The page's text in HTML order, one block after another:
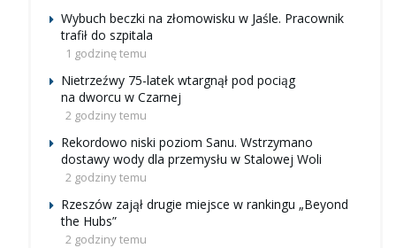
Wybuch beczki na złomowisku w Jaśle. Pracownik
trafił do szpitala
1 godzinę temu
Nietrzeźwy 75-latek wtargnął pod pociąg
na dworcu w Czarnej
2 godziny temu
Rekordowo niski poziom Sanu. Wstrzymano
dostawy wody dla przemysłu w Stalowej Woli
2 godziny temu
Rzeszów zajął drugie miejsce w rankingu „Beyond
the Hubs”
2 godziny temu